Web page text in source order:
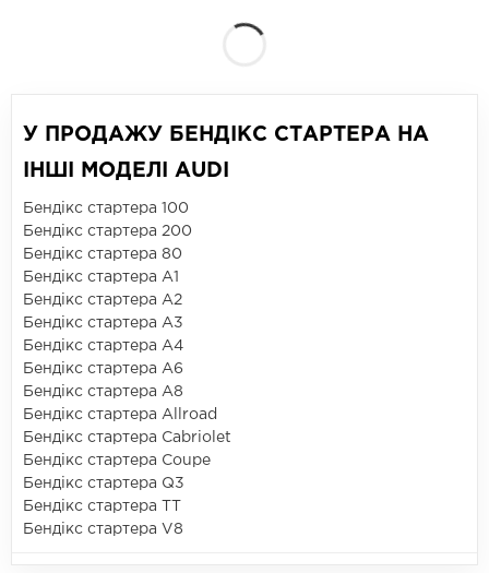
У ПРОДАЖУ БЕНДІКС СТАРТЕРА НА
ІНШІ МОДЕЛІ AUDI
Бендікс стартера 100
Бендікс стартера 200
Бендікс стартера 80
Бендікс стартера A1
Бендікс стартера A2
Бендікс стартера A3
Бендікс стартера A4
Бендікс стартера A6
Бендікс стартера A8
Бендікс стартера Allroad
Бендікс стартера Cabriolet
Бендікс стартера Coupe
Бендікс стартера Q3
Бендікс стартера TT
Бендікс стартера V8